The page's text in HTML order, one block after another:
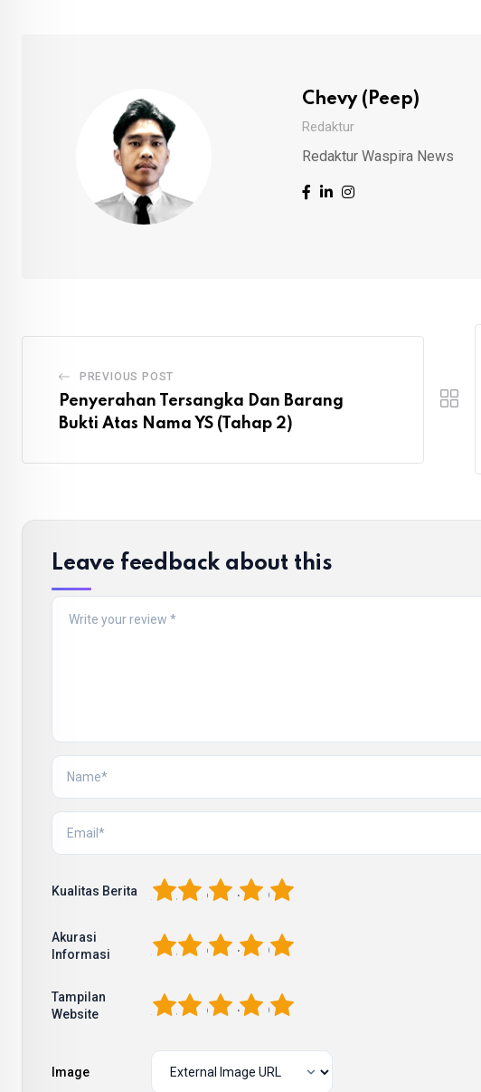
Chevy (Peep)
Redaktur
Redaktur Waspira News
PREVIOUS POST
Penyerahan Tersangka Dan Barang
Bukti Atas Nama YS (Tahap 2)
Leave feedback about this
Kualitas Berita 5
4
3
2
Akurasi
Informasi
5
4
3
2
Tampilan
Website
5
4
3
2
Image